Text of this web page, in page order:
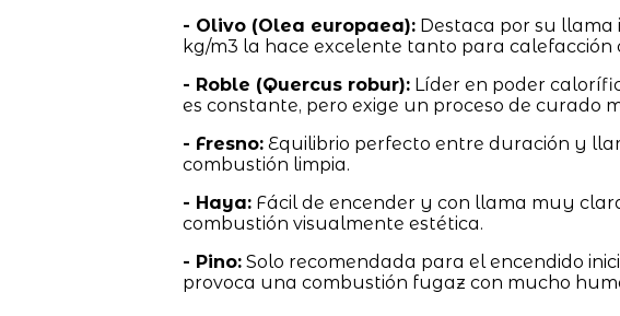
- Olivo (Olea europaea):Destaca por su llama
kg/m3 la hace excelente tanto para calefacción
- Roble (Quercus robur):Líder en poder
es constante, pero exige un proceso de curado
- Fresno:Equilibrio perfecto entre duración y
combustión limpia.
- Haya:Fácil de encender y con llama muy
combustión visualmente estética.
- Pino:Solo recomendada para el encendido
provoca una combustión fugaz con mucho